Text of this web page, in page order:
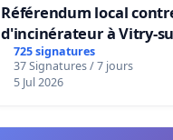
Référendum local
d'incinérateur à Vitry-
725 signatures
37 Signatures / 7 jours
5 Jul 2026